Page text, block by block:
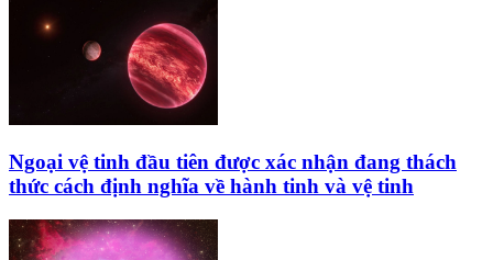
Ngoại vệ tinh đầu tiên được xác nhận đang thách
thức cách định nghĩa về hành tinh và vệ tinh